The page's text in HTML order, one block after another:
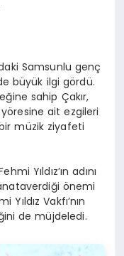
Samsunlu genç
büyük ilgi gördü.
sahip Çakır,
yöresine ait ezgileri
müzik ziyafeti
Yıldız’ın adını
verdiği önemi
YıldızVakfı’nın
demüjdeledi.